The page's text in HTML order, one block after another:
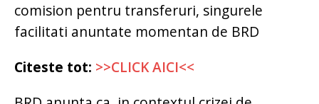
comision pentru transferuri, singurele
facilitati anuntate momentan de BRD
Citeste tot: >>CLICK AICI<<